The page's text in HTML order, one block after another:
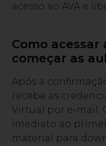
acesso ao AVA e
Como
começar as
Após a
recebe as
Virtual por e-mail.
imediato ao
material para